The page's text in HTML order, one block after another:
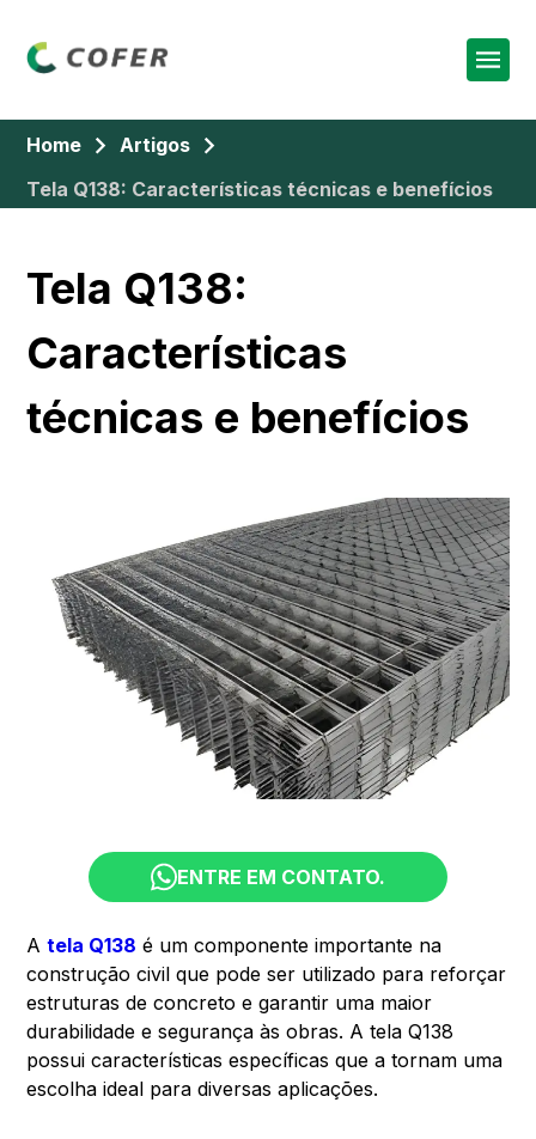
Home
Artigos
Tela Q138: Características técnicas e benefícios
Tela Q138:
Características
técnicas e benefícios
ENTRE EM CONTATO.
Atela Q138 é um componente importante na
construção civil que pode ser utilizado para reforçar
estruturas de concreto e garantir uma maior
durabilidade e segurança às obras. A tela Q138
possui características específicas que a tornam uma
escolha ideal para diversas aplicações.